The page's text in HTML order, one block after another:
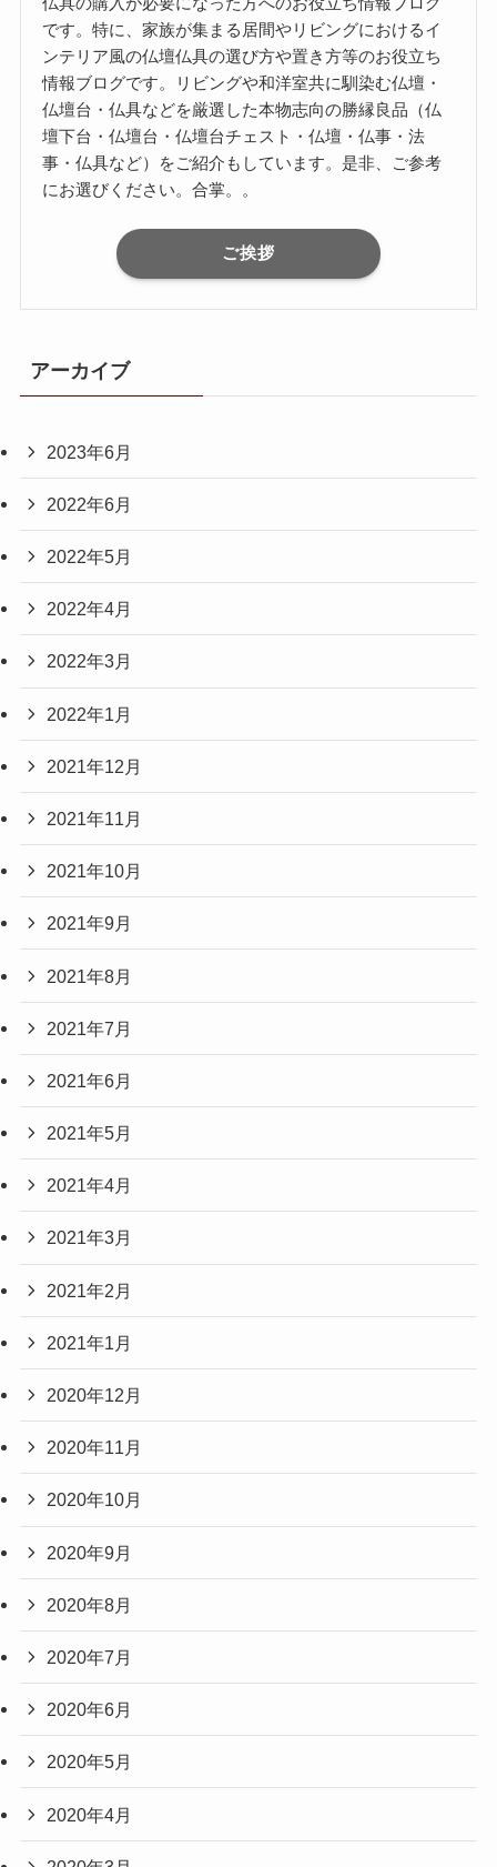
です。特に、家族が集まる居間やリビングにおけるイ
ンテリア風の仏壇仏具の選び方や置き方等のお役立ち
情報ブログです。リビングや和洋室共に馴染む仏壇・
仏壇台・仏具などを厳選した本物志向の勝縁良品（仏
壇下台・仏壇台・仏壇台チェスト・仏壇・仏事・法
事・仏具など）をご紹介もしています。是非、ご参考
にお選びください。合掌。。
ご挨拶
アーカイブ
2023年6月
2022年6月
2022年5月
2022年4月
2022年3月
2022年1月
2021年12月
2021年11月
2021年10月
2021年9月
2021年8月
2021年7月
2021年6月
2021年5月
2021年4月
2021年3月
2021年2月
2021年1月
2020年12月
2020年11月
2020年10月
2020年9月
2020年8月
2020年7月
2020年6月
2020年5月
2020年4月